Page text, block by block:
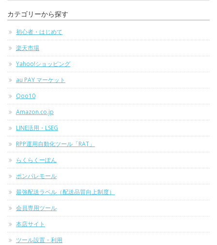
カテゴリーから探す
初心者・はじめて
楽天市場
Yahoo!ショッピング
au PAY マーケット
Qoo10
Amazon.co.jp
LINE活用・LSEG
RPP運用自動化ツール「RAT」
らくらくーぽん
ポンパレモール
最強配送ラベル（配送品質向上制度）
会員専用ツール
本店サイト
ツール設置・利用